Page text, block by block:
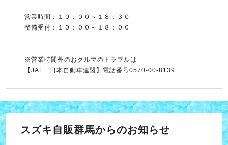
営業時間：１０：００～１８：３０
整備受付：１０：００～１８：００
※営業時間外のおクルマのトラブルは
【JAF 日本自動車連盟】電話番号0570‐00‐8139
スズキ自販群馬からのお知らせ